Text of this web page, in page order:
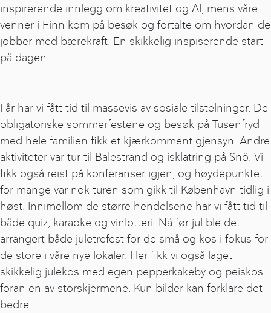
inspirerende innlegg om kreativitet og AI, mens våre
venner i Finn kom på besøk og fortalte om hvordan de
jobber med bærekraft. En skikkelig inspiserende start
på dagen.
I år har vi fått tid til massevis av sosiale tilstelninger. De
obligatoriske sommerfestene og besøk på Tusenfryd
med hele familien fikk et kjærkomment gjensyn. Andre
aktiviteter var tur til Balestrand og isklatring på Snö. Vi
fikk også reist på konferanser igjen, og høydepunktet
for mange var nok turen som gikk til København tidlig i
høst. Innimellom de større hendelsene har vi fått tid til
både quiz, karaoke og vinlotteri. Nå før jul ble det
arrangert både juletrefest for de små og kos i fokus for
de store i våre nye lokaler. Her fikk vi også laget
skikkelig julekos med egen pepperkakeby og peiskos
foran en av storskjermene. Kun bilder kan forklare det
bedre.